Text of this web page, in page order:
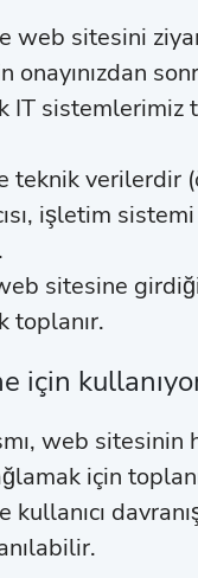
web sitesini
onayınızdan
IT sistemlerimiz
teknik verilerdir
işletim
sitesine
toplanır.
için
web sitesinin
için